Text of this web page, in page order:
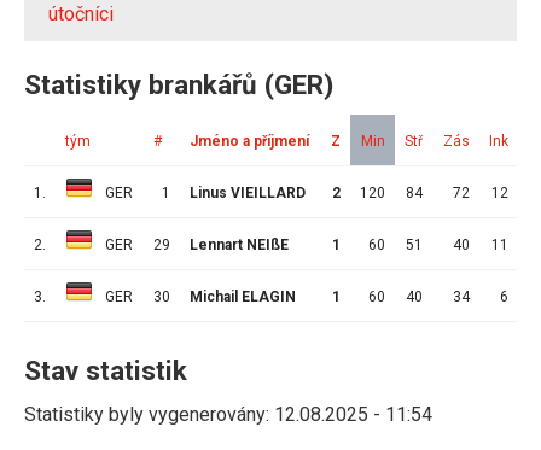
útočníci
Statistiky brankářů (GER)
tým # Jméno a příjmení Z Min Stř Zás Ink
1. GER 1 Linus VIEILLARD 2 120 84 72 12
2. GER 29 Lennart NEIßE 1 60 51 40 11
3. GER 30 Michail ELAGIN 1 60 40 34 6
Stav statistik
Statistiky byly vygenerovány: 12.08.2025 - 11:54